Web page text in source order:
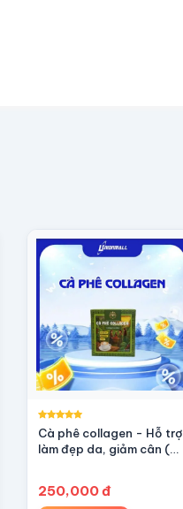
Cà phê collagen - Hỗ trợ
làm đẹp da, giảm cân (
250,000 đ